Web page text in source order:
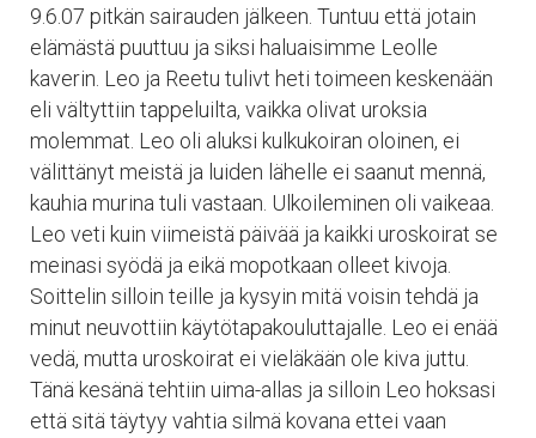
9.6.07 pitkän sairauden jälkeen. Tuntuu että jotain
elämästä puuttuu ja siksi haluaisimme Leolle
kaverin. Leo ja Reetu tulivt heti toimeen keskenään
eli vältyttiin tappeluilta, vaikka olivat uroksia
molemmat. Leo oli aluksi kulkukoiran oloinen, ei
välittänyt meistä ja luiden lähelle ei saanut mennä,
kauhia murina tuli vastaan. Ulkoileminen oli vaikeaa.
Leo veti kuin viimeistä päivää ja kaikki uroskoirat se
meinasi syödä ja eikä mopotkaan olleet kivoja.
Soittelin silloin teille ja kysyin mitä voisin tehdä ja
minut neuvottiin käytötapakouluttajalle. Leo ei enää
vedä, mutta uroskoirat ei vieläkään ole kiva juttu.
Tänä kesänä tehtiin uima-allas ja silloin Leo hoksasi
että sitä täytyy vahtia silmä kovana ettei vaan